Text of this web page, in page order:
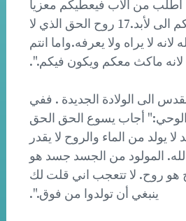
اطلب من الآب فيعطيكم معزيا
آخر ليمكث معكم الى لأبد.17 روح الحق الذي لا
لانه لا يراه ولا يعرفه.واما انتم
لانه ماكث معكم ويكون فيكم.".
الى الولادة الجديدة . ففي
5 - 7 يقول الوحي:" أجاب يسوع الحق الحق
يولد من الماء والروح لا يقدر
المولود من الجسد جسد هو
هو روح. لا تتعجب اني قلت لك
ينبغي أن تولدوا من فوق.".